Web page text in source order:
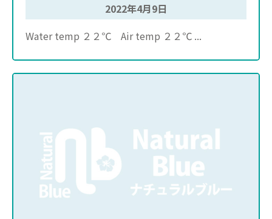
2022年4月9日
Water temp ２２℃ Air temp ２２℃ ...